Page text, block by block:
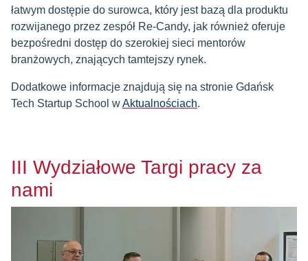
łatwym dostępie do surowca, który jest bazą dla produktu
rozwijanego przez zespół Re-Candy, jak również oferuje
bezpośredni dostęp do szerokiej sieci mentorów
branżowych, znających tamtejszy rynek.
Dodatkowe informacje znajdują się na stronie Gdańsk
Tech Startup School wAktualnościach.
III Wydziałowe Targi pracy za
nami